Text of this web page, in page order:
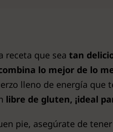
receta que sea tan
lo mejor de lo
lleno de energía que
libre de gluten, ¡ideal
pie, asegúrate de